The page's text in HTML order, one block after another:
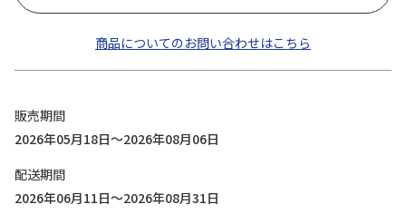
商品についてのお問い合わせはこちら
販売期間
2026年05月18日～2026年08月06日
配送期間
2026年06月11日～2026年08月31日